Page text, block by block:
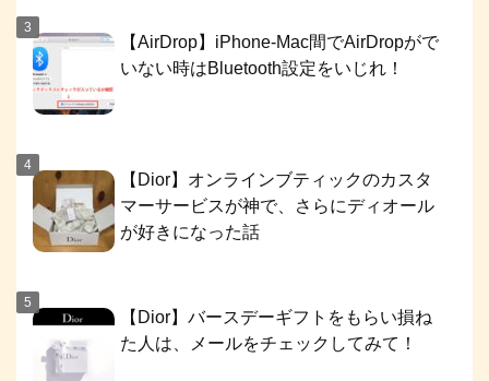
【AirDrop】iPhone-Mac間でAirDropがで
いない時はBluetooth設定をいじれ！
【Dior】オンラインブティックのカスタ
マーサービスが神で、さらにディオール
が好きになった話
【Dior】バースデーギフトをもらい損ね
た人は、メールをチェックしてみて！